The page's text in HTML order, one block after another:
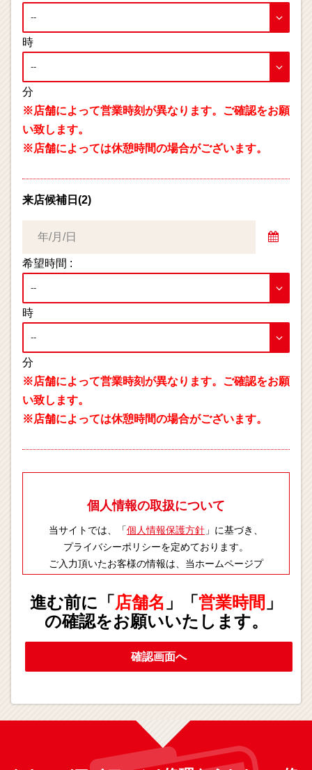
時
分
※店舗によって営業時刻が異なります。ご確認をお願
い致します。
※店舗によっては休憩時間の場合がございます。
来店候補日(2)
希望時間 :
時
分
※店舗によって営業時刻が異なります。ご確認をお願
い致します。
※店舗によっては休憩時間の場合がございます。
個人情報の取扱について
当サイトでは、「個人情報保護方針 」に基づき、
プライバシーポリシーを定めております。
ご入力頂いたお客様の情報は、当ホームページプ
進む前に「 店舗名 」「 営業時間 」
の確認をお願いいたします。
確認画面へ